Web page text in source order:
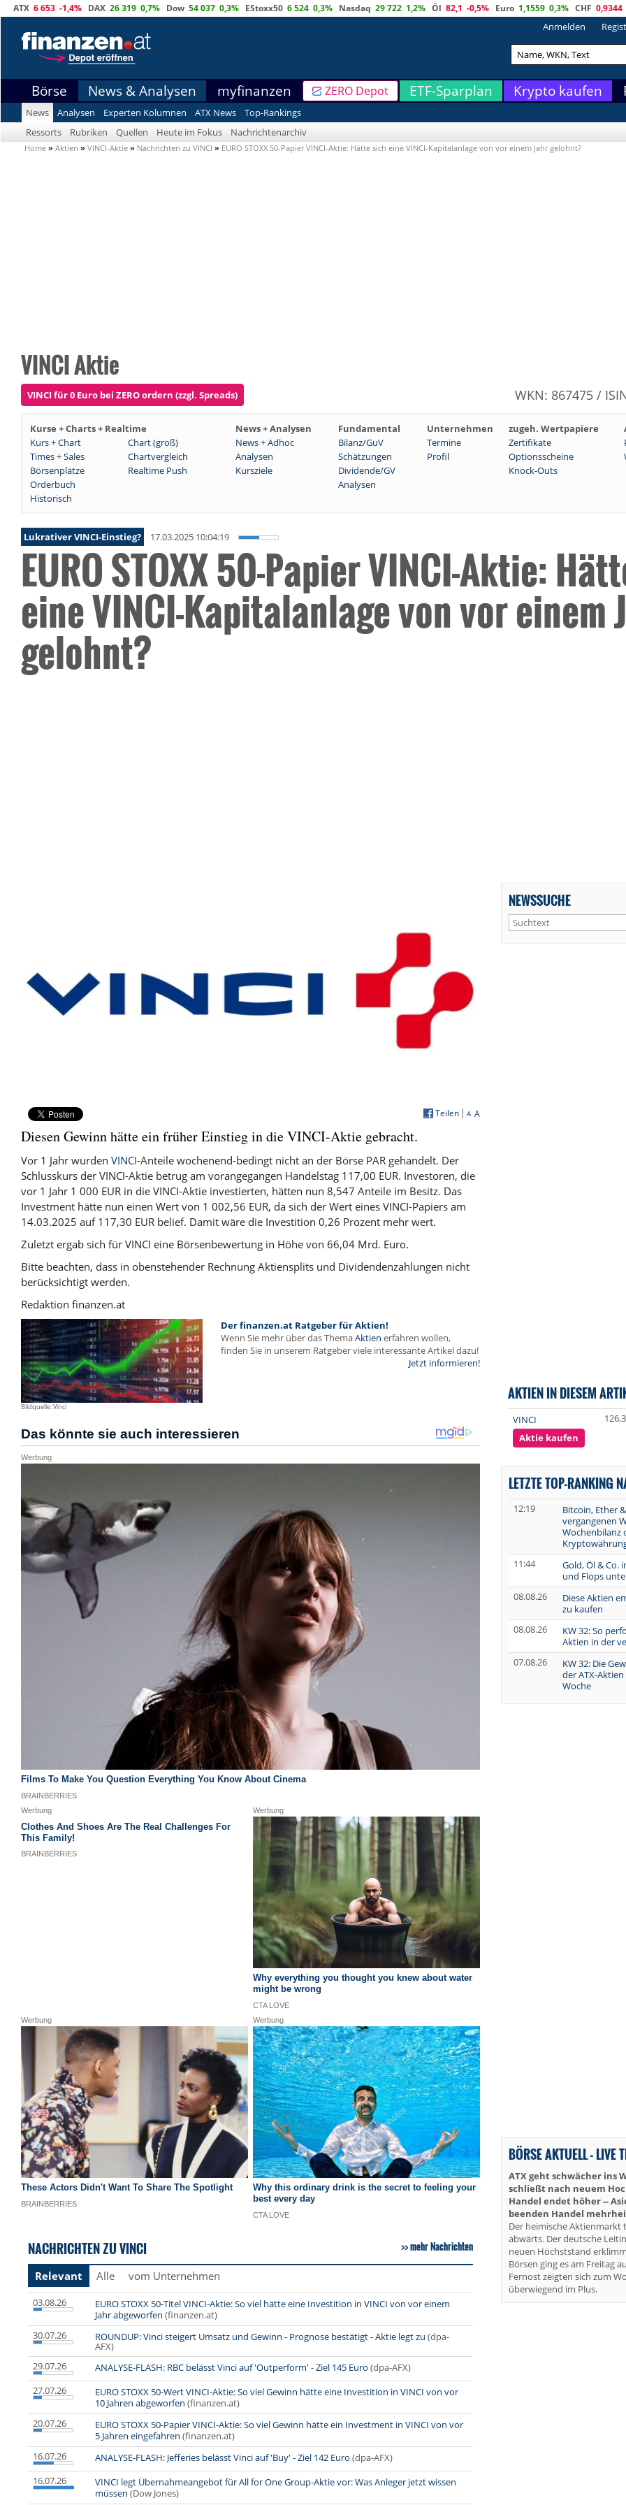
ATX 6 653 -1,4% DAX 26 319 0,7% Dow 54 037 0,3% EStoxx50 6 524 0,3% Nasdaq 29 722 1,2% Öl 82,1 -0,5% Euro 1,1559 0,3% CHF 0,9344
Anmelden
Börse News & Analysen myfinanzen ZERO Depot ETF-Sparplan Krypto kaufen
News Analysen Experten Kolumnen ATX News
Top-Rankings
Ressorts
Rubriken Quellen Heute im Fokus Nachrichtenarchiv
Home » Aktien » VINCI-Aktie » Nachrichten zu VINCI » EURO STOXX 50-Papier VINCI-Aktie: Hätte sich eine VINCI-Kapitalanlage von vor einem Jahr gelohnt?
VINCI Aktie
VINCI für 0 Euro bei ZERO ordern (zzgl. Spreads) WKN: 867475 /
Kurse + Charts + Realtime News + Analysen Fundamental Unternehmen zugeh. Wertpapiere
Kurs + Chart
Chart (groß) News + Adhoc Bilanz/GuV Termine Zertifikate
Times + Sales
Chartvergleich Analysen Schätzungen Profil Optionsscheine
Börsenplätze
Realtime Push Kursziele Dividende/GV
Knock-Outs
Orderbuch
Analysen
Historisch
Lukrativer VINCI-Einstieg? 17.03.2025 10:04:19
EURO STOXX 50-Papier VINCI-Aktie:
eine VINCI-Kapitalanlage von vor einem
gelohnt?
A
A
Teilen
Diesen Gewinn hätte ein früher Einstieg in die VINCI-Aktie gebracht.
Vor 1 Jahr wurden VINCI-Anteile wochenend-bedingt nicht an der Börse PAR gehandelt. Der
Schlusskurs der VINCI-Aktie betrug am vorangegangen Handelstag 117,00 EUR. Investoren, die
vor 1 Jahr 1 000 EUR in die VINCI-Aktie investierten, hätten nun 8,547 Anteile im Besitz. Das
Investment hätte nun einen Wert von 1 002,56 EUR, da sich der Wert eines VINCI-Papiers am
14.03.2025 auf 117,30 EUR belief. Damit wäre die Investition 0,26 Prozent mehr wert.
Zuletzt ergab sich für VINCI eine Börsenbewertung in Höhe von 66,04 Mrd. Euro.
Bitte beachten, dass in obenstehender Rechnung Aktiensplits und Dividendenzahlungen nicht
berücksichtigt werden.
Redaktion finanzen.at
Der finanzen.at Ratgeber für Aktien!
Wenn Sie mehr über das ThemaAktien erfahren wollen,
finden Sie in unserem Ratgeber viele interessante Artikel dazu!
Jetzt informieren!
Bildquelle: Vinci
NACHRICHTEN ZU VINCI mehr Nachrichten
Relevant Alle vom Unternehmen
03.08.26
EURO STOXX 50-Titel VINCI-Aktie: So viel hätte eine Investition in VINCI von vor einem
Jahr abgeworfen (finanzen.at)
30.07.26
ROUNDUP: Vinci steigert Umsatz und Gewinn - Prognose bestätigt - Aktie legt zu (dpa-
AFX)
29.07.26
ANALYSE-FLASH: RBC belässt Vinci auf 'Outperform' - Ziel 145 Euro (dpa-AFX)
27.07.26
EURO STOXX 50-Wert VINCI-Aktie: So viel Gewinn hätte eine Investition in VINCI von vor
10 Jahren abgeworfen (finanzen.at)
20.07.26
EURO STOXX 50-Papier VINCI-Aktie: So viel Gewinn hätte ein Investment in VINCI von vor
5 Jahren eingefahren (finanzen.at)
16.07.26
ANALYSE-FLASH: Jefferies belässt Vinci auf 'Buy' - Ziel 142 Euro (dpa-AFX)
16.07.26
VINCI legt Übernahmeangebot für All for One Group-Aktie vor: Was Anleger jetzt wissen
müssen (Dow Jones)
NEWSSUCHE
AKTIEN IN DIESEM
VINCI
Aktie kaufen
LETZTE TOP-RANKING
12:19
Bitcoin, Ether
vergangenen
Wochenbilanz
11:44
Gold, Öl & Co.
und Flops
08.08.26
Diese Aktien
zu kaufen
08.08.26
KW 32: So
Aktien in der
07.08.26
KW 32: Die
der ATX-
Woche
BÖRSE AKTUELL - LIVE
ATX geht schwächer ins
schließt nach neuem
Handel endet höher --
beenden Handel
Der heimische Aktienmarkt
abwärts. Der deutsche
neuen Höchststand
Börsen ging es am Freitag
Fernost zeigten sich zum
überwiegend im Plus.